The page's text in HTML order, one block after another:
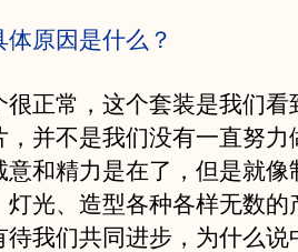
体原因是什么？
很正常，这个套装是我们看
，并不是我们没有一直努力
意和精力是在了，但是就像
灯光、造型各种各样无数的
待我们共同进步，为什么说